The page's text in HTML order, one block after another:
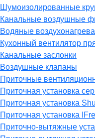
Шумоизолированные
Канальные воздушные
Водяные
Кухонный вентилятор
Канальные заслонки
Воздушные клапаны
Приточные
Приточная установка
Приточная установка
Приточная установка
Приточно-вытяжные